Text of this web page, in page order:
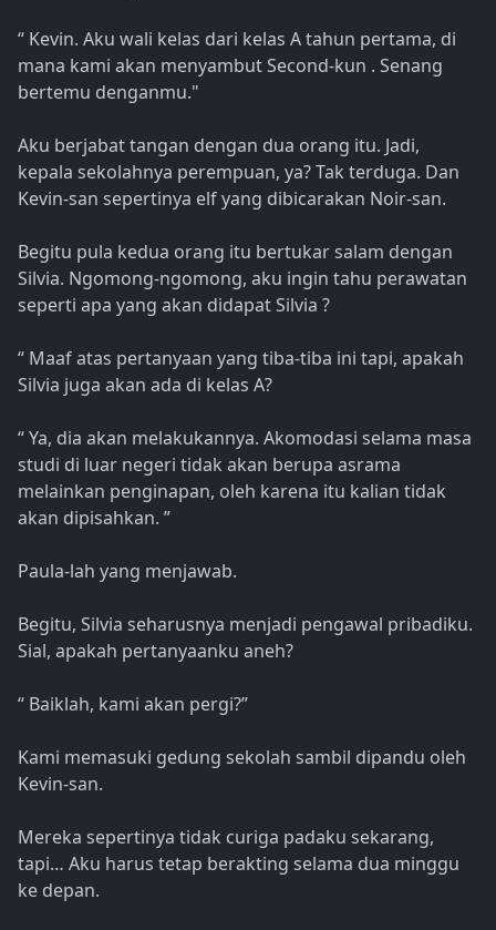
“ Kevin. Aku wali kelas dari kelas A tahun pertama, di
mana kami akan menyambut Second-kun . Senang
bertemu denganmu."
Aku berjabat tangan dengan dua orang itu. Jadi,
kepala sekolahnya perempuan, ya? Tak terduga. Dan
Kevin-san sepertinya elf yang dibicarakan Noir-san.
Begitu pula kedua orang itu bertukar salam dengan
Silvia. Ngomong-ngomong, aku ingin tahu perawatan
seperti apa yang akan didapat Silvia ?
“ Maaf atas pertanyaan yang tiba-tiba ini tapi, apakah
Silvia juga akan ada di kelas A?
“ Ya, dia akan melakukannya. Akomodasi selama masa
studi di luar negeri tidak akan berupa asrama
melainkan penginapan, oleh karena itu kalian tidak
akan dipisahkan. ”
Paula-lah yang menjawab.
Begitu, Silvia seharusnya menjadi pengawal pribadiku.
Sial, apakah pertanyaanku aneh?
“ Baiklah, kami akan pergi?”
Kami memasuki gedung sekolah sambil dipandu oleh
Kevin-san.
Mereka sepertinya tidak curiga padaku sekarang,
tapi… Aku harus tetap berakting selama dua minggu
ke depan.